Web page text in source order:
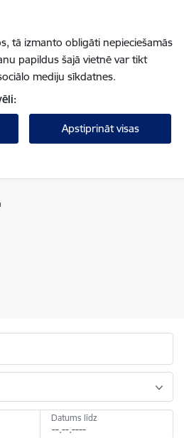
tā izmanto obligāti nepieciešamās
papildus šajā vietnē var tikt
mediju sīkdatnes.
Apstiprināt visas
Datums līdz